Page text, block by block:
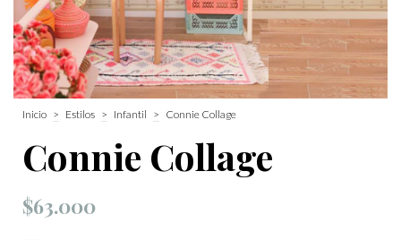
Inicio > Estilos > Infantil > Connie Collage
Connie Collage
$63.000